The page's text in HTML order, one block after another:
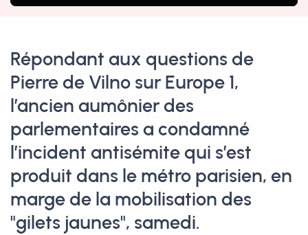
Play Mute Settings
Répondant aux questions de
Pierre de Vilno sur Europe 1,
l’ancien aumônier des
parlementaires a condamné
l’incident antisémite qui s’est
produit dans le métro parisien, en
marge de la mobilisation des
"gilets jaunes", samedi.